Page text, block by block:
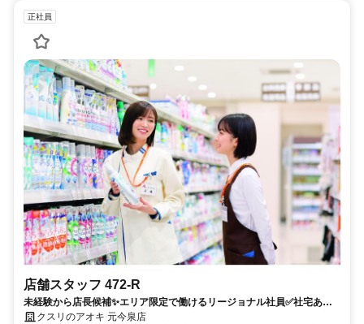
正社員
店舗スタッフ 472-R
未経験から店長候補✨エリア限定で働けるリージョナル社員✅社宅あり
｜残業月7.8h
クスリのアオキ 元今泉店